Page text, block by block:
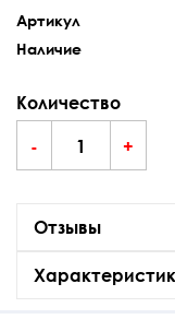
Артикул
Наличие
Количество
- +
Отзывы